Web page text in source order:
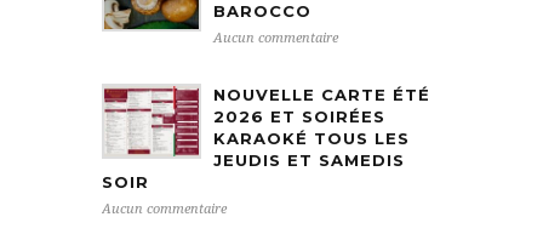
BAROCCO
Aucun commentaire
NOUVELLE CARTE ÉTÉ
2026 ET SOIRÉES
KARAOKÉ TOUS LES
JEUDIS ET SAMEDIS
SOIR
Aucun commentaire